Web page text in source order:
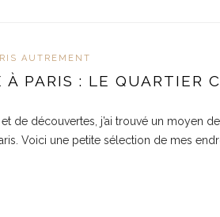
AUTREMENT
PARIS : LE QUARTIER
de découvertes, j’ai trouvé un moyen
Voici une petite sélection de mes